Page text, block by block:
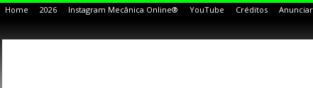
Home 2026 Instagram Mecânica Online® YouTube Créditos Anunciar